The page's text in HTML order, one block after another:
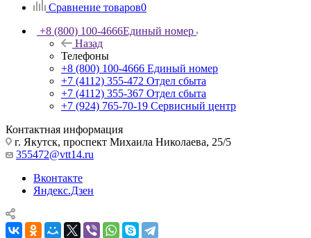
Сравнение товаров0
+8 (800) 100-4666Единый номер
Назад
Телефоны
+8 (800) 100-4666 Единый номер
+7 (4112) 355-472 Отдел сбыта
+7 (4112) 355-367 Отдел сбыта
+7 (924) 765-70-19 Сервисный центр
Контактная информация
г. Якутск, проспект Михаила Николаева, 25/5
355472@vtt14.ru
Вконтакте
Яндекс.Дзен